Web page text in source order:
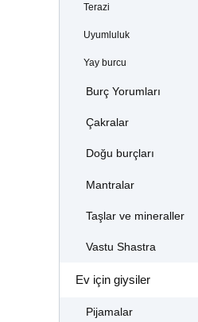
Terazi
Uyumluluk
Yay burcu
Burç Yorumları
Çakralar
Doğu burçları
Mantralar
Taşlar ve mineraller
Vastu Shastra
Ev için giysiler
Pijamalar